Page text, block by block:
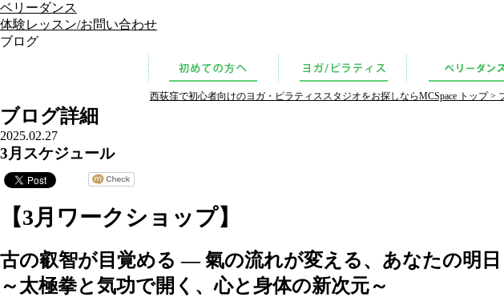
ベリーダンス
体験レッスン/お問い合わせ
ブログ
西荻窪で初心者向けのヨガ・ピラティススタジオをお探しならMCSpace トップ >
ブログ詳細
2025.02.27
3月スケジュール
【3月ワークショップ】
古の叡智が目覚める — 氣の流れが変える、あなたの明日
～太極拳と気功で開く、心と身体の新次元～